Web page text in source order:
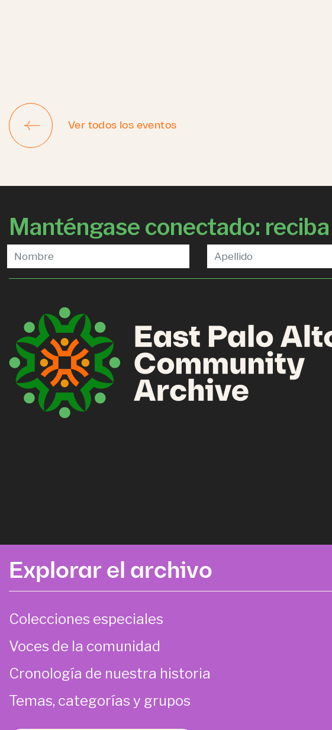
Ver todos los eventos
Manténgase conectado:
Explorar el archivo
Colecciones especiales
Voces de la comunidad
Cronología de nuestra historia
Temas, categorías y grupos